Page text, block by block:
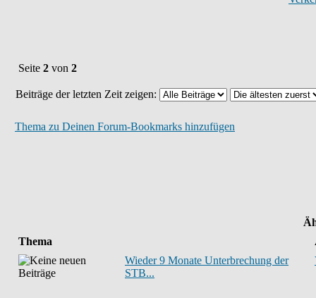
Seite 2 von 2
Beiträge der letzten Zeit zeigen:
Thema zu Deinen Forum-Bookmarks hinzufügen
Thema
Wieder 9 Monate Unterbrechung der
STB...